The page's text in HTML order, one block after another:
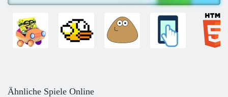
Ähnliche Spiele Online